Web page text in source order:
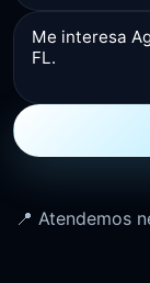
📍 Atendemos